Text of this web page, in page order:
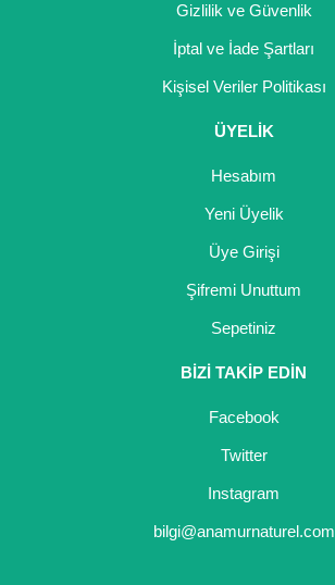
Gizlilik ve Güvenlik
İptal ve İade Şartları
Kişisel Veriler Politikası
ÜYELİK
Hesabım
Yeni Üyelik
Üye Girişi
Şifremi Unuttum
Sepetiniz
BİZİ TAKİP EDİN
Facebook
Twitter
Instagram
bilgi@anamurnaturel.com